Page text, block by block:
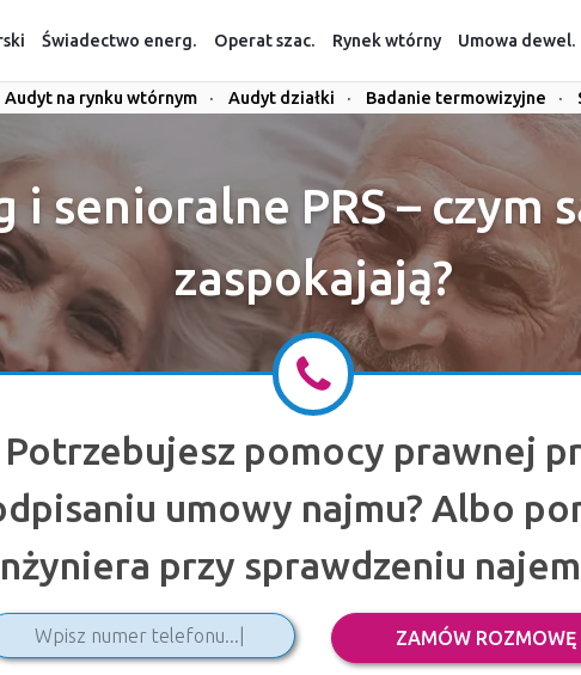
Świadectwo energ. Operat szac. Rynek wtórny Umowa dewel.
Audyt na rynku wtórnym · Audyt działki · Badanie termowizyjne ·
senioralne PRS – czym
zaspokajają?
Potrzebujesz pomocy prawnej
umowy najmu? Albo
przy sprawdzeniu
ZAMÓW ROZMOWĘ